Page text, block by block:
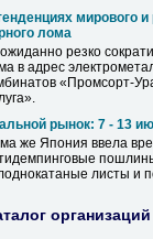
мирового и
лома
резко
в адрес
«Промсорт-
».
рынок: 7 - 13
же Япония ввела
листы и